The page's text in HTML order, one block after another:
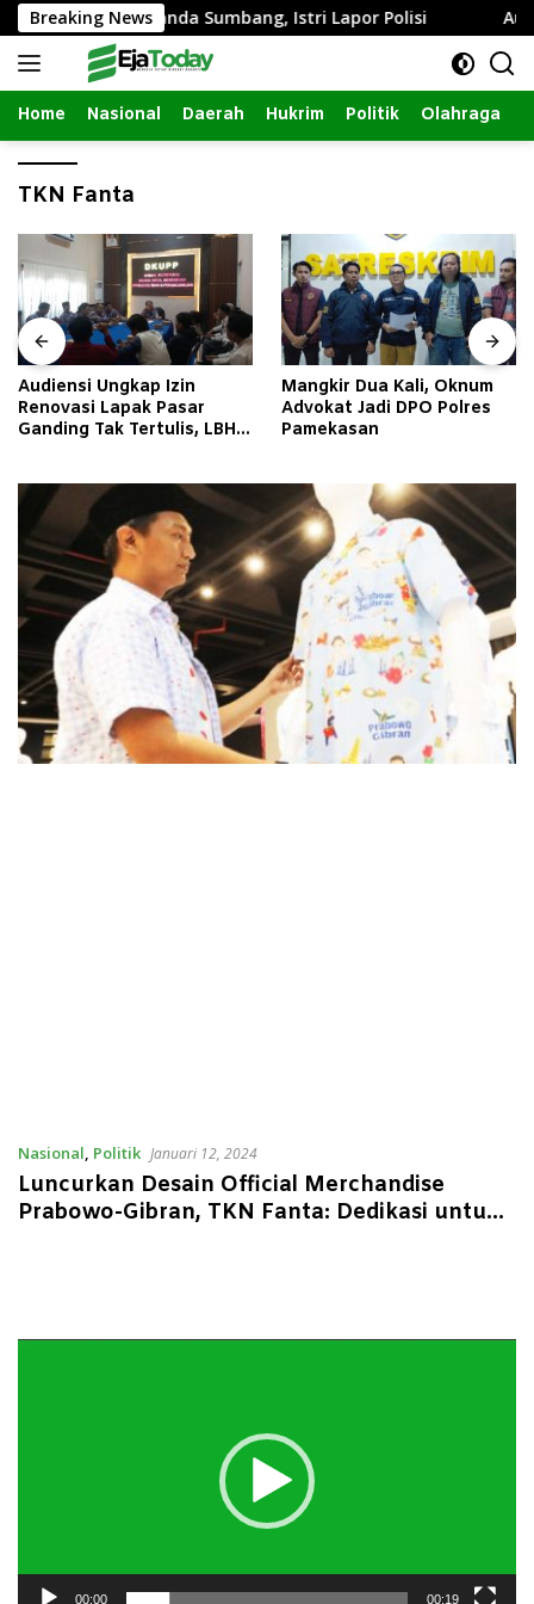
Langsung
ke
konten
Breaking News
dengan Janda Sumbang, Istri Lapor Polisi
Home Nasional Daerah Hukrim Politik Olahraga
TKN Fanta
Audiensi Ungkap Izin
Renovasi Lapak Pasar
Ganding Tak Tertulis, LBH
Mangkir Dua Kali, Oknum
Advokat Jadi DPO Polres
Pamekasan
Nasional, Politik Januari 12, 2024
Luncurkan Desain Official Merchandise
Prabowo-Gibran, TKN Fanta: Dedikasi untuk
00:00 00:19